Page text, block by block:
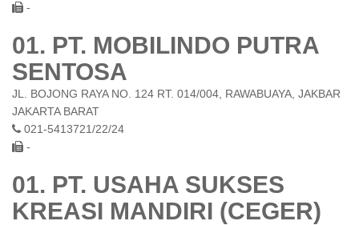
-
01. PT. MOBILINDO PUTRA
SENTOSA
JL. BOJONG RAYA NO. 124 RT. 014/004, RAWABUAYA, JAKBAR
JAKARTA BARAT
021-5413721/22/24
-
01. PT. USAHA SUKSES
KREASI MANDIRI (CEGER)